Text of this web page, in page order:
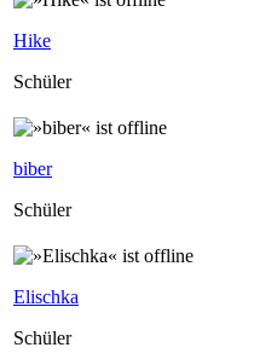
Hike
Schüler
biber
Schüler
Elischka
Schüler